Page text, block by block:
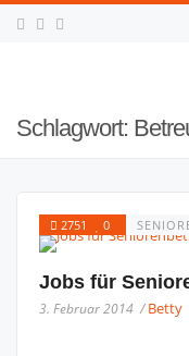
Schlagwort:
2751 0
Jobs für
3. Februar 2014 /Betty